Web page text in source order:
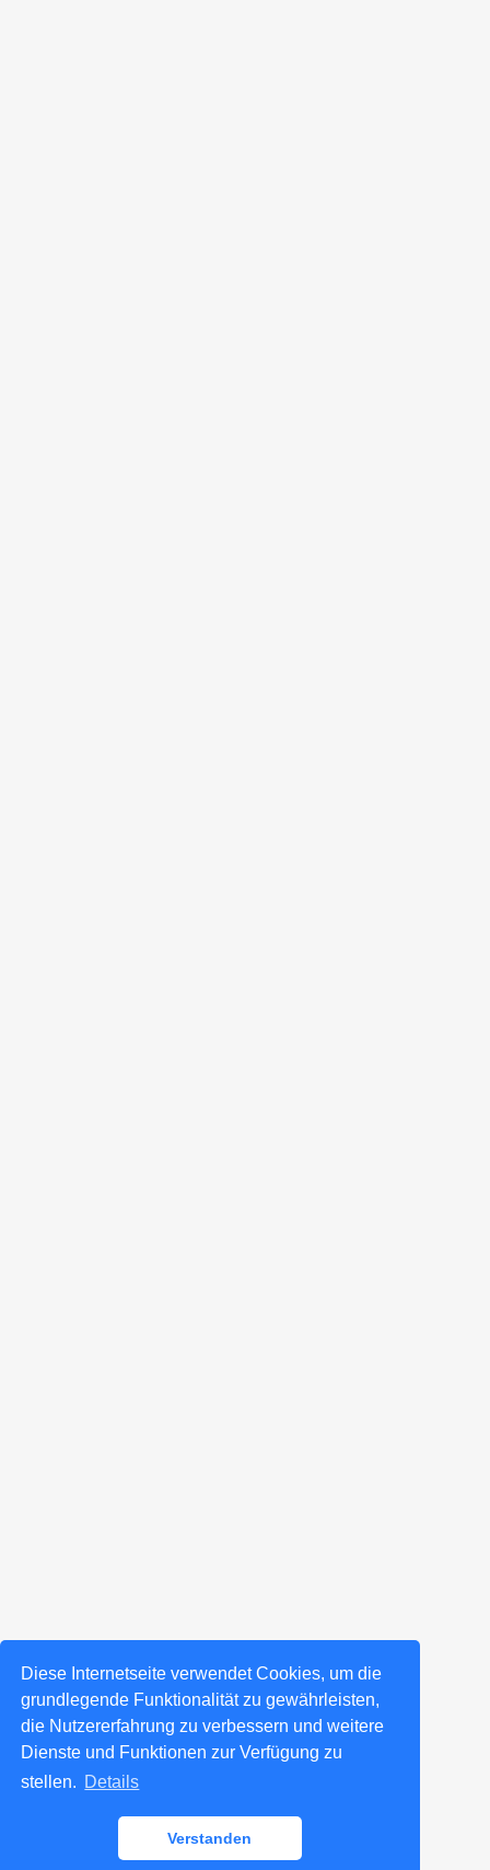
Diese Internetseite verwendet Cookies, um die
grundlegende Funktionalität zu gewährleisten,
die Nutzererfahrung zu verbessern und weitere
Dienste und Funktionen zur Verfügung zu
stellen. Details
Verstanden